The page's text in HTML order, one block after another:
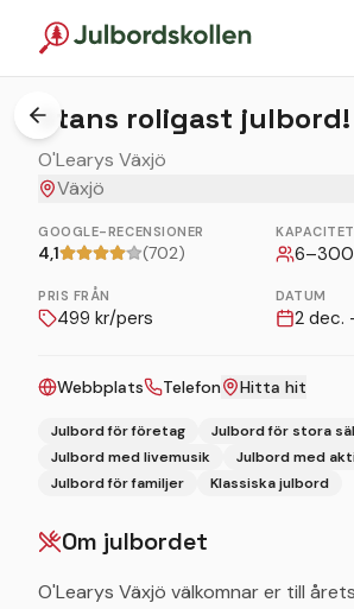
Stans roligast julbord!
O'Learys Växjö
Växjö
GOOGLE-RECENSIONER
4,1 (702)
KAPACITET
6–300
PRIS FRÅN
499 kr/pers
DATUM
2 dec.
Webbplats Telefon Hitta hit
Julbord för företag
Julbord för stora
Julbord med livemusik
Julbord med
Julbord för familjer
Klassiska julbord
Om julbordet
O'Learys Växjö välkomnar er till